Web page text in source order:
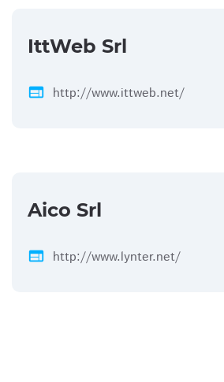
IttWeb Srl
web http://www.ittweb.net/
Aico Srl
web http://www.lynter.net/